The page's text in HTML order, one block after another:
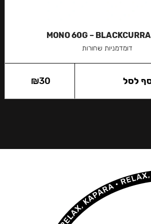
MONO 60G –
דומדמניות שחורות
₪30 לסל